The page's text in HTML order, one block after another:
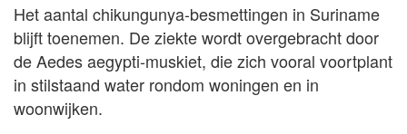
Het aantal chikungunya-besmettingen in Suriname
blijft toenemen. De ziekte wordt overgebracht door
de Aedes aegypti-muskiet, die zich vooral voortplant
in stilstaand water rondom woningen en in
woonwijken.